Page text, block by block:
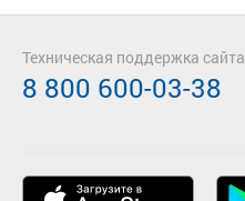
Техническая поддержка сайта
8 800 600-03-38